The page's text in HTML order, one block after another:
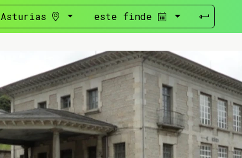
este finde